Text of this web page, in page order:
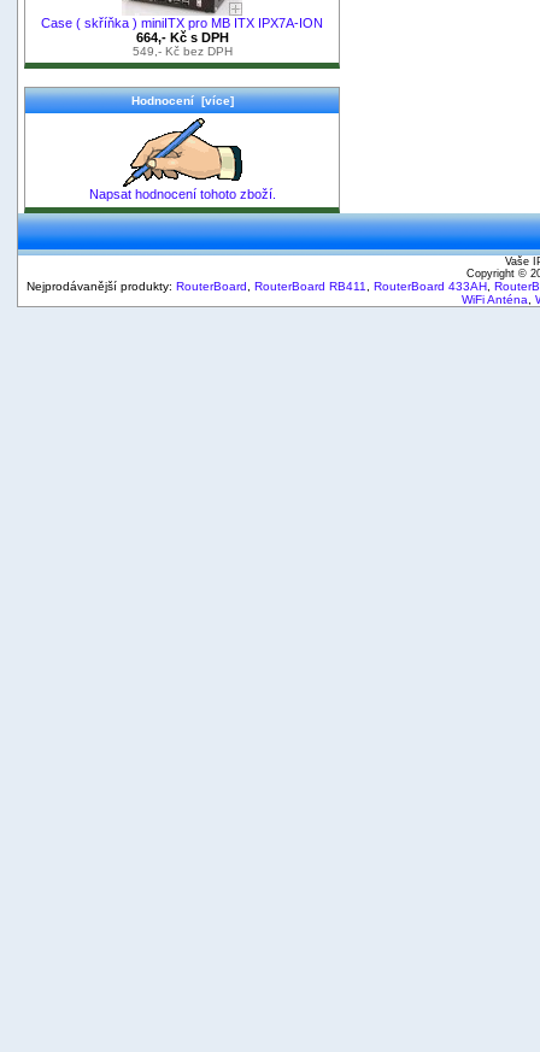
Case ( skříňka ) miniITX pro MB ITX IPX7A-ION
664,- Kč s DPH
549,- Kč bez DPH
Hodnocení [více]
Napsat hodnocení tohoto zboží.
Vaše
Copyright ©
Nejprodávanější produkty: RouterBoard RouterBoard RB411 RouterBoard 433AH
WiFi Anténa